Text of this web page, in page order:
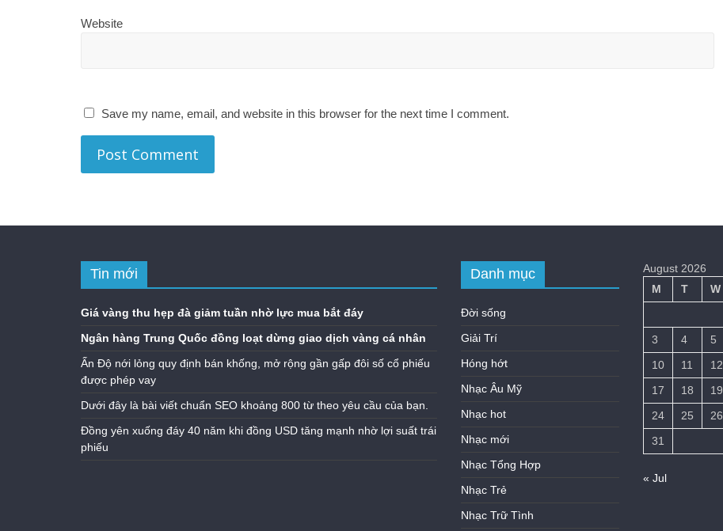
Website
Save my name, email, and website in this browser for the next time I comment.
Tin mới
Giá vàng thu hẹp đà giảm tuần nhờ lực mua bắt đáy
Ngân hàng Trung Quốc đồng loạt dừng giao dịch vàng cá nhân
Ấn Độ nới lỏng quy định bán khống, mở rộng gần gấp đôi số cổ phiếu
được phép vay
Dưới đây là bài viết chuẩn SEO khoảng 800 từ theo yêu cầu của bạn.
Đồng yên xuống đáy 40 năm khi đồng USD tăng mạnh nhờ lợi suất trái
phiếu
Danh mục
Đời sống
Giải Trí
Hóng hớt
Nhạc Âu Mỹ
Nhạc hot
Nhạc mới
Nhạc Tổng Hợp
Nhạc Trẻ
Nhạc Trữ Tình
August 2026
M
T W
3
4 5
10
11 12
17
18 19
24
25 26
31
« Jul